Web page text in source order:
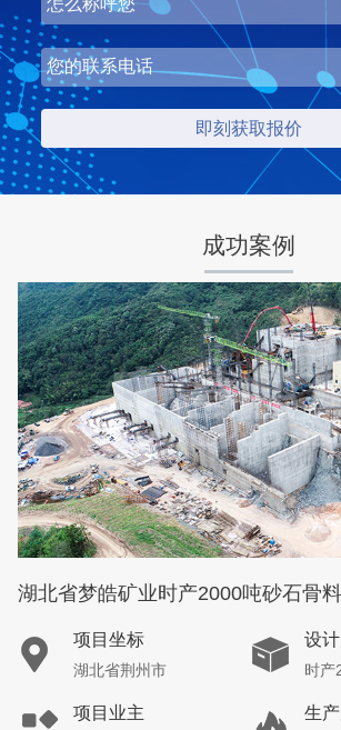
成功案例
湖北省梦皓矿业时产2000吨砂石骨料
项目坐标
湖北省荆州市
设
时产
咨询该项目执行经理
湖北省荆州市鼎盛矿业时产2000吨